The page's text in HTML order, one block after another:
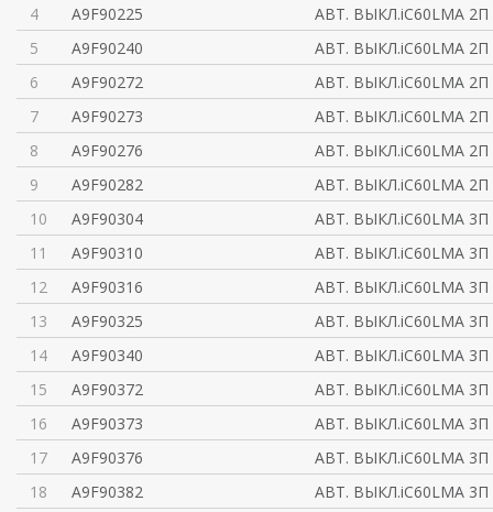
4
A9F90225
АВТ. ВЫКЛ.iC60LMA 2П
5
A9F90240
АВТ. ВЫКЛ.iC60LMA 2П
6
A9F90272
АВТ. ВЫКЛ.iC60LMA 2П
7
A9F90273
АВТ. ВЫКЛ.iC60LMA 2П
8
A9F90276
АВТ. ВЫКЛ.iC60LMA 2П
9
A9F90282
АВТ. ВЫКЛ.iC60LMA 2П
10
A9F90304
АВТ. ВЫКЛ.iC60LMA 3П
11
A9F90310
АВТ. ВЫКЛ.iC60LMA 3П
12
A9F90316
АВТ. ВЫКЛ.iC60LMA 3П
13
A9F90325
АВТ. ВЫКЛ.iC60LMA 3П
14
A9F90340
АВТ. ВЫКЛ.iC60LMA 3П
15
A9F90372
АВТ. ВЫКЛ.iC60LMA 3П
16
A9F90373
АВТ. ВЫКЛ.iC60LMA 3П
17
A9F90376
АВТ. ВЫКЛ.iC60LMA 3П
18
A9F90382 АВТ. ВЫКЛ.iC60LMA 3П